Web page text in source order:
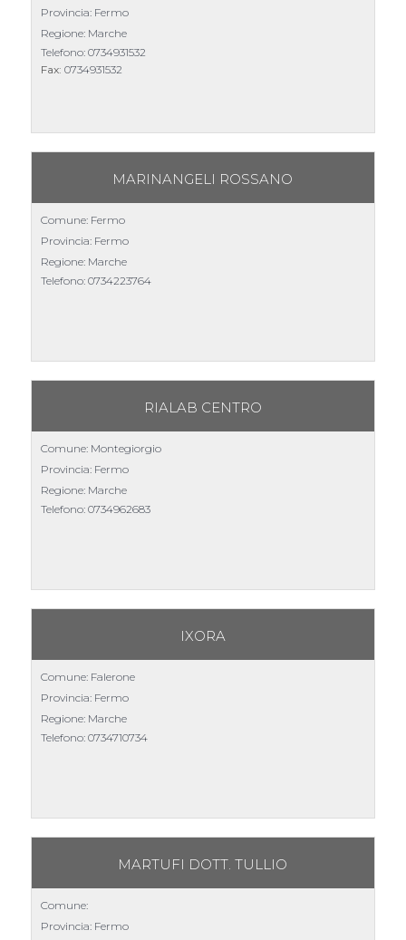
Provincia: Fermo
Regione: Marche
Telefono: 0734931532
Fax: 0734931532
MARINANGELI ROSSANO
Comune: Fermo
Provincia: Fermo
Regione: Marche
Telefono: 0734223764
RIALAB CENTRO
Comune: Montegiorgio
Provincia: Fermo
Regione: Marche
Telefono: 0734962683
IXORA
Comune: Falerone
Provincia: Fermo
Regione: Marche
Telefono: 0734710734
MARTUFI DOTT. TULLIO
Comune:
Provincia: Fermo